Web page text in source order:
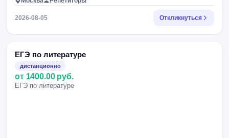
2026-08-05 Откликнуться
ЕГЭ по литературе
дистанционно
от 1400.00 руб.
ЕГЭ по литературе